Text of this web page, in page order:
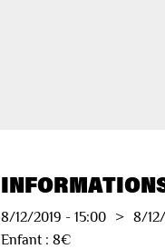
8/12/2019 -15:00 > 8/
Enfant : 8€